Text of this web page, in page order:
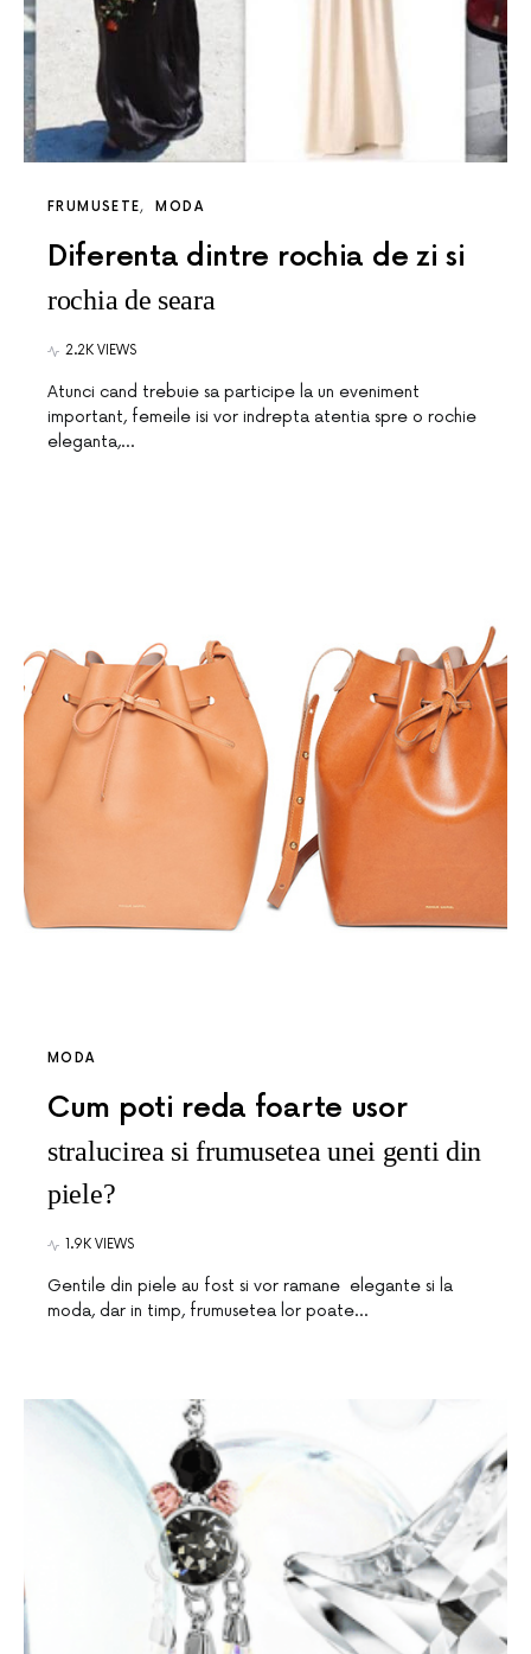
FRUMUSETE MODA
Diferenta dintre rochia de zi si
rochia de seara
2.2K VIEWS
Atunci cand trebuie sa participe la un eveniment
important, femeile isi vor indrepta atentia spre o rochie
eleganta,…
MODA
Cum poti reda foarte usor
stralucirea si frumusetea unei genti din
piele?
1.9K VIEWS
Gentile din piele au fost si vor ramane elegante si la
moda, dar in timp, frumusetea lor poate…